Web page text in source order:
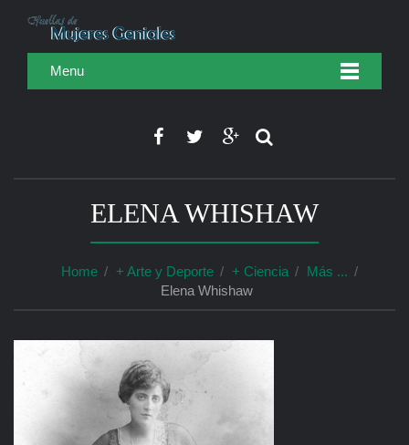
Menu
ELENA WHISHAW
Home + Arte y Deporte + Ciencia
Más ...
Elena Whishaw